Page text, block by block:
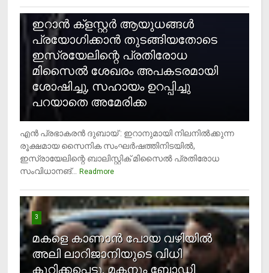
ഇറാന്‍ ക്‌ളസ്റ്റര്‍ ആയുധങ്ങള്‍
പ്രയോഗിക്കാന്‍ തുടങ്ങിയതോടെ
ഇസ്രയേലിന്റെ പ്രതിരോധ
മിസൈല്‍ ശേഖരം അപകടരമായി
ശോഷിച്ചു, സഹായം ഉറപ്പിച്ചു
പറയാതെ അമേരിക്ക
എന്‍ പ്രഭാകരന്‍ ദുബായ് : ഇറാനുമായി നിലനില്‍ക്കുന്ന
രൂക്ഷമായ സൈനിക സംഘര്‍ഷത്തിനിടയില്‍,
ഇസ്രായേലിന്റെ ബാലിസ്റ്റിക് മിസൈല്‍ പ്രതിരോധ
സംവിധാനങ്... Readmore
3
മകളെ കാണാന്‍ പോയ വഴിയില്‍
അലി ലാറിജാനിയുടെ വിധി
കുറിക്കപ്പെട്ടു, മകനും ബോഡി